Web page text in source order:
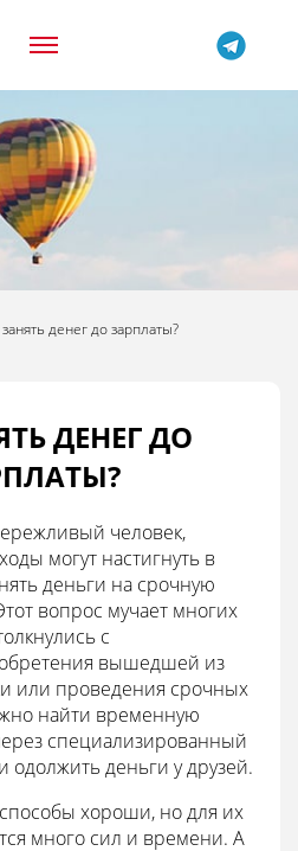
денег до зарплаты?
ДЕНЕГ ДО
человек,
могут настигнуть в
деньги на срочную
вопрос мучает многих
с
вышедшей из
или проведения срочных
найти временную
специализированный
деньги у друзей.
хороши, но для их
много сил и времени. А